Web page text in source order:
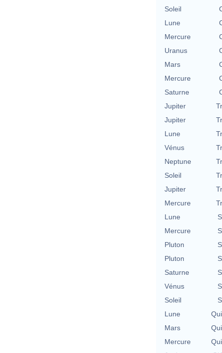
Soleil
Lune
Mercure
Uranus
Mars
Mercure
Saturne
Jupiter
Jupiter
Lune
Vénus
Neptune
Soleil
Jupiter
Mercure
Lune
Mercure
Pluton
Pluton
Saturne
Vénus
Soleil
Lune
Mars
Mercure